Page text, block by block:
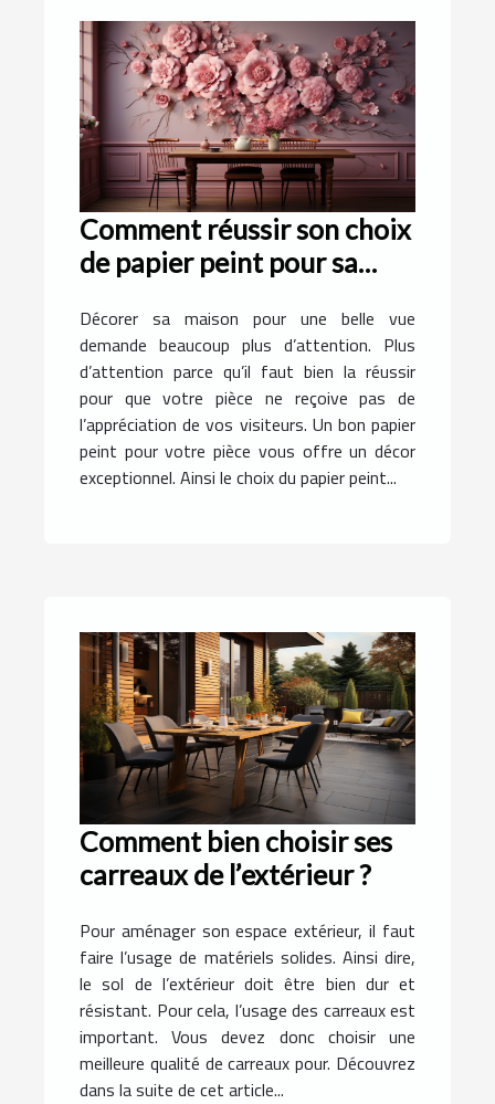
Comment réussir son choix
de papier peint pour sa
Décorer sa maison pour une belle vue
demande beaucoup plus d’attention. Plus
d’attention parce qu’il faut bien la réussir
pour que votre pièce ne reçoive pas de
l’appréciation de vos visiteurs. Un bon papier
peint pour votre pièce vous offre un décor
exceptionnel. Ainsi le choix du papier peint...
Comment bien choisir ses
carreaux de l’extérieur ?
Pour aménager son espace extérieur, il faut
faire l’usage de matériels solides. Ainsi dire,
le sol de l’extérieur doit être bien dur et
résistant. Pour cela, l’usage des carreaux est
important. Vous devez donc choisir une
meilleure qualité de carreaux pour. Découvrez
dans la suite de cet article...